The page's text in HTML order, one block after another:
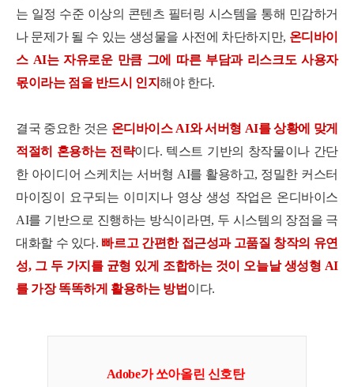
는 일정 수준 이상의 콘텐츠 필터링 시스템을 통해 민감하거
나 문제가 될 수 있는 생성물을 사전에 차단하지만, 온디바이
스 AI는 자유로운 만큼 그에 따른 부담과 리스크도 사용자
몫이라는 점을 반드시 인지해야 한다.
결국 중요한 것은 온디바이스 AI와 서버형 AI를 상황에 맞게
적절히 혼용하는 전략이다. 텍스트 기반의 창작물이나 간단
한 아이디어 스케치는 서버형 AI를 활용하고, 정밀한 커스터
마이징이 요구되는 이미지나 영상 생성 작업은 온디바이스
AI를 기반으로 진행하는 방식이라면, 두 시스템의 장점을 극
대화할 수 있다. 빠르고 간편한 접근성과 고품질 창작의 유연
성, 그 두 가지를 균형 있게 조합하는 것이 오늘날 생성형 AI
를 가장 똑똑하게 활용하는 방법이다.
Adobe가 쏘아올린 신호탄